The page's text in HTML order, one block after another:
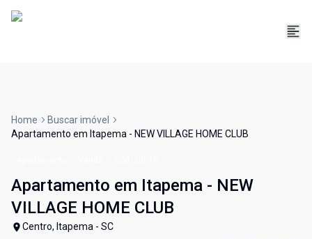
Home
Buscar imóvel
Apartamento em Itapema - NEW VILLAGE HOME CLUB
Apartamento em Itapema - NEW
VILLAGE HOME CLUB
Centro, Itapema - SC